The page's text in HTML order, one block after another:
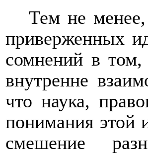
Тем не
приверженных
сомнений в том,
внутренне
что наука,
понимания этой
смешение